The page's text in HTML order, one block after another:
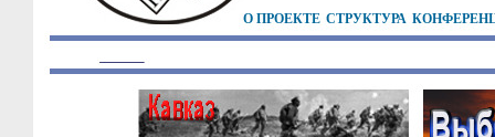
О ПРОЕКТЕ СТРУКТУРА